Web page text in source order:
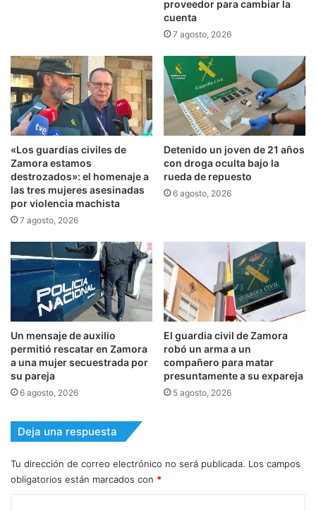
proveedor para cambiar la
cuenta
7 agosto, 2026
«Los guardias civiles de
Zamora estamos
destrozados»: el homenaje a
las tres mujeres asesinadas
por violencia machista
7 agosto, 2026
Detenido un joven de 21 años
con droga oculta bajo la
rueda de repuesto
6 agosto, 2026
Un mensaje de auxilio
permitió rescatar en Zamora
a una mujer secuestrada por
su pareja
6 agosto, 2026
El guardia civil de Zamora
robó un arma a un
compañero para matar
presuntamente a su expareja
5 agosto, 2026
Deja una respuesta
Tu dirección de correo electrónico no será publicada. Los campos
obligatorios están marcados con *